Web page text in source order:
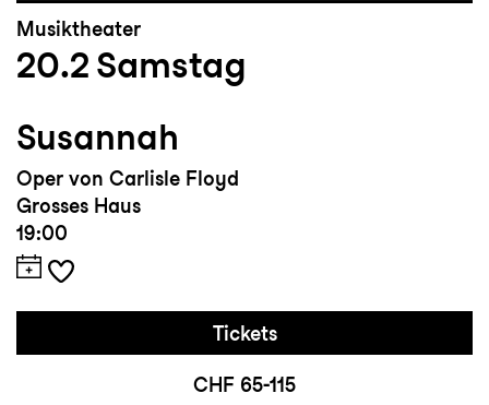
Musiktheater
20.2 Samstag
Susannah
Oper von Carlisle Floyd
Grosses Haus
19:00
Tickets
CHF 65-115